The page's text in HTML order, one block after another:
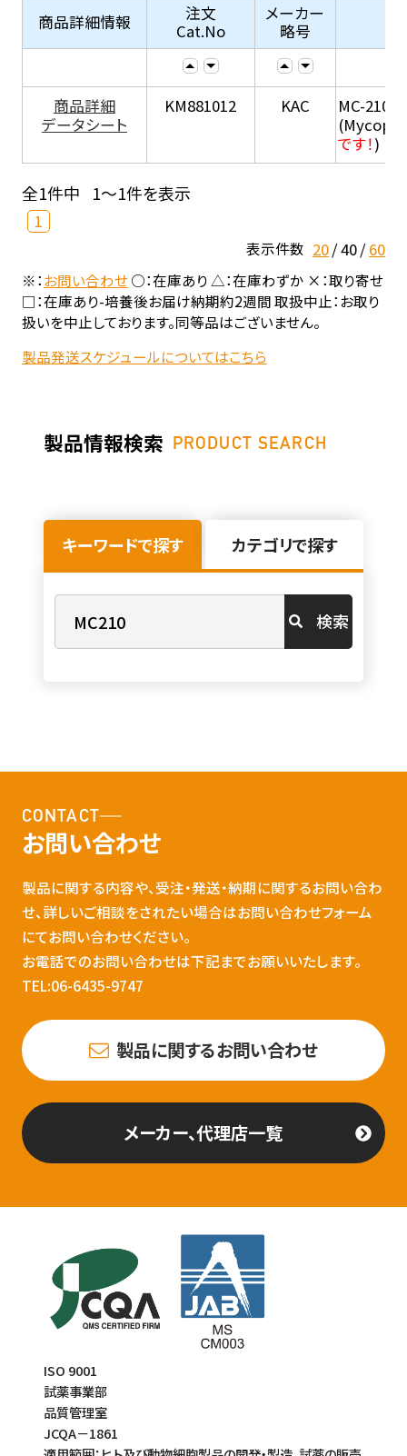
商品詳細情報
注文
Cat.No
メーカー
略号
商品詳細
データシート
KM881012 KAC
MC-210 (
です！)
全1件中 1～1件を表示
1
表示件数 20 40 60
※：お問い合わせ○：在庫あり △：在庫わずか ×：取り寄せ
□：在庫あり-培養後お届け納期約2週間 取扱中止：お取り
扱いを中止しております。同等品はございません。
製品発送スケジュールについてはこちら
製品情報検索 PRODUCT SEARCH
キーワードで探す カテゴリで探す
検索
CONTACT
お問い合わせ
製品に関する内容や、受注・発送・納期に関するお問い合わ
せ、詳しいご相談をされたい場合はお問い合わせフォーム
にてお問い合わせください。
お電話でのお問い合わせは下記までお願いいたします。
TEL:06-6435-9747
製品に関するお問い合わせ
メーカー、代理店一覧
ISO 9001
試薬事業部
品質管理室
JCQA－1861